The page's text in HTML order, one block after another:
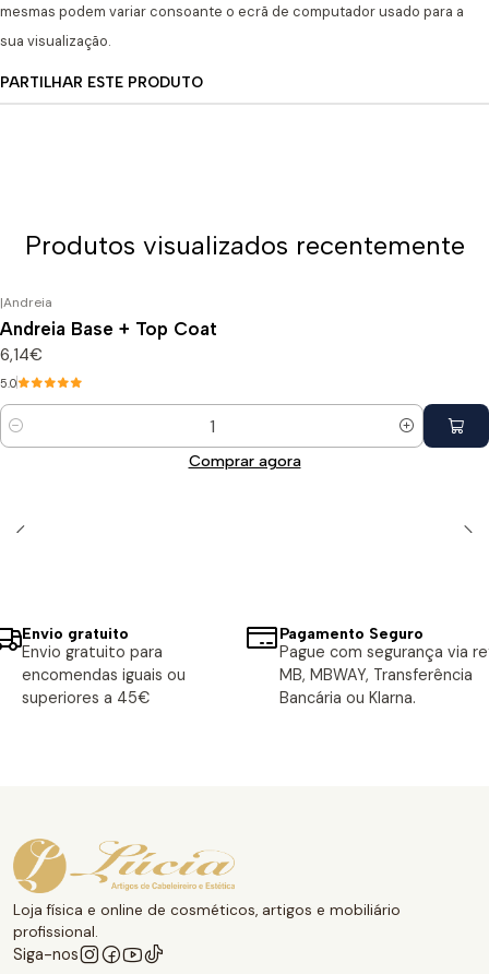
mesmas podem variar consoante o ecrã de computador usado para a
sua visualização.
PARTILHAR ESTE PRODUTO
Produtos visualizados recentemente
|Andreia
Andreia Base + Top Coat
6,14€
5.0
Quantidade
Comprar agora
Envio gratuito
Envio gratuito para
encomendas iguais ou
superiores a 45€
Pagamento Seguro
Pague com segurança via
MB, MBWAY, Transferência
Bancária ou Klarna.
Loja física e online de cosméticos, artigos e mobiliário
profissional.
Siga-nos